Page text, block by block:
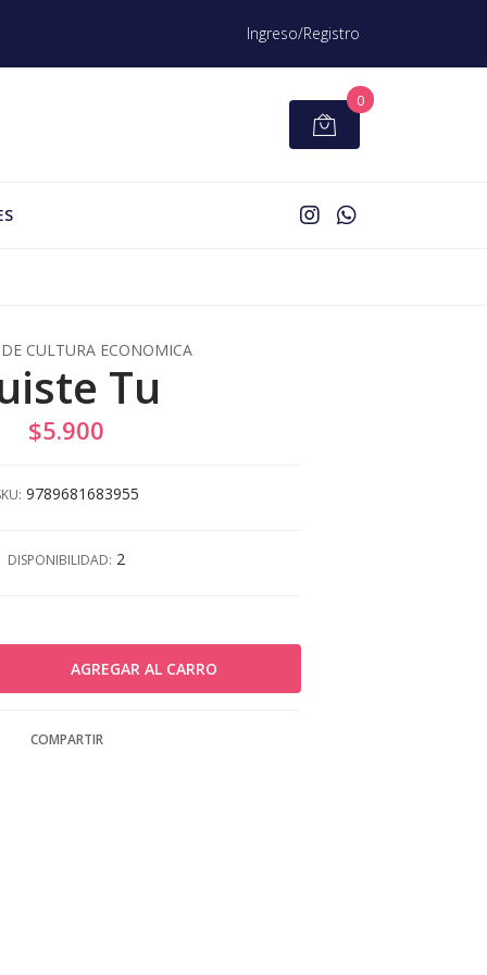
Ingreso/Registro
0
CULTURA ECONOMICA
Tu
$5.900
9789681683955
DISPONIBILIDAD: 2
COMPARTIR